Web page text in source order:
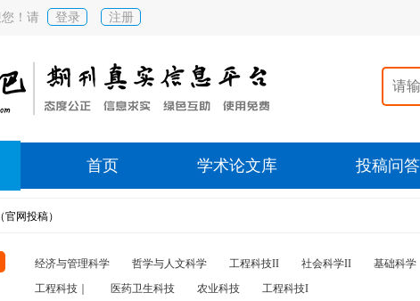
！请 登录 注册
首页 学术论文库 投稿问答
网投稿）
经济与管理科学 哲学与人文科学 工程科技II 社会科学II 基础科学
工程科技｜
医药卫生科技 农业科技 工程科技I